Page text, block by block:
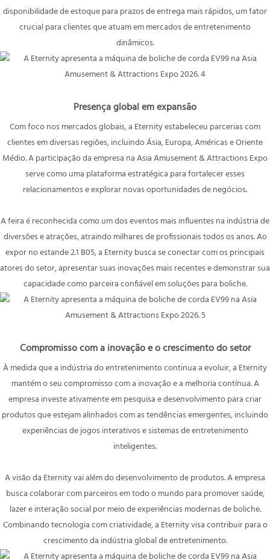
disponibilidade de estoque para prazos de entrega mais rápidos, um fator
crucial para clientes que atuam em mercados de entretenimento
dinâmicos.
Presença global em expansão
Com foco nos mercados globais, a Eternity estabeleceu parcerias com
clientes em diversas regiões, incluindo Ásia, Europa, Américas e Oriente
Médio. A participação da empresa na Asia Amusement & Attractions Expo
serve como uma plataforma estratégica para fortalecer esses
relacionamentos e explorar novas oportunidades de negócios.
A feira é reconhecida como um dos eventos mais influentes na indústria de
diversões e atrações, atraindo milhares de profissionais todos os anos. Ao
expor no estande 2.1 B05, a Eternity busca se conectar com os principais
atores do setor, apresentar suas inovações mais recentes e demonstrar sua
capacidade como parceira confiável em soluções para boliche.
Compromisso com a inovação e o crescimento do setor
À medida que a indústria do entretenimento continua a evoluir, a Eternity
mantém o seu compromisso com a inovação e a melhoria contínua. A
empresa investe ativamente em pesquisa e desenvolvimento para criar
produtos que estejam alinhados com as tendências emergentes, incluindo
experiências de jogos interativos e sistemas de entretenimento
inteligentes.
A visão da Eternity vai além do desenvolvimento de produtos. A empresa
busca colaborar com parceiros em todo o mundo para promover saúde,
lazer e interação social por meio de experiências modernas de boliche.
Combinando tecnologia com criatividade, a Eternity visa contribuir para o
crescimento da indústria global de entretenimento.